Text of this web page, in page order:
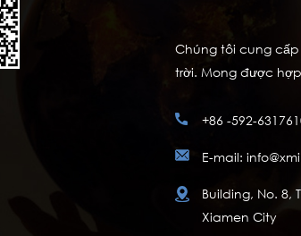
Chúng tôi cung
trời. Mong được
+86 -592-
E-mail:
Building, No. 8,
Xiamen City